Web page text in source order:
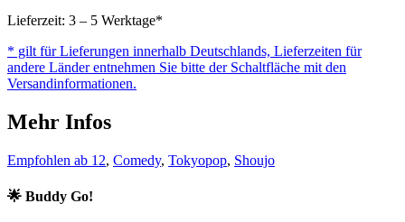
Lieferzeit: 3 – 5 Werktage*
* gilt für Lieferungen innerhalb Deutschlands, Lieferzeiten für
andere Länder entnehmen Sie bitte der Schaltfläche mit den
Versandinformationen.
Mehr Infos
Empfohlen ab 12, Comedy, Tokyopop, Shoujo
🌟 Buddy Go!